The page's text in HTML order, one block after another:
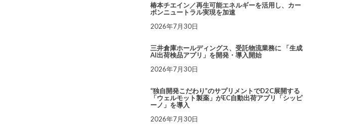
椿本チエイン／再生可能エネルギーを活用し、カー
ボンニュートラル実現を加速
2026年7月30日
三井倉庫ホールディングス、受託物流業務に 「生成
AI出荷検品アプリ」を開発・導入開始
2026年7月30日
“独自開発こだわり”のサプリメントでD2C展開する
「ウェルモット製薬」がEC自動出荷アプリ「シッピ
ーノ」を導入
2026年7月30日